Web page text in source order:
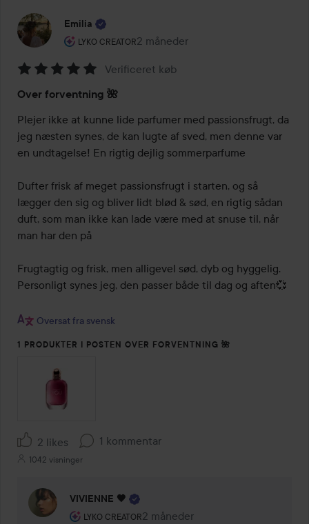
Emilia
LYKO CREATOR
Brugerens rolle: Lyko Creator.
2 måneder
Posten blev oprettet 2 måneder
5
ud
af
5
Verificeret køb
Over forventning 🌺
Plejer ikke at kunne lide parfumer med passionsfrugt, da
jeg næsten synes, de kan lugte af sved, men denne var
en undtagelse! En rigtig dejlig sommerparfume
Dufter frisk af meget passionsfrugt i starten, og så
lægger den sig og bliver lidt blød & sød, en rigtig sådan
duft, som man ikke kan lade være med at snuse til, når
man har den på
Frugtagtig og frisk, men alligevel sød, dyb og hyggelig.
Personligt synes jeg, den passer både til dag og aften💞
Oversat fra svensk
1 PRODUKTER I POSTEN OVER FORVENTNING 🌺
2 likes 1 kommentar
1042 visninger
VIVIENNE 🖤
LYKO CREATOR
Brugerens rolle: Lyko Creator.
2 måneder
Kommentaren lades 2 måneder